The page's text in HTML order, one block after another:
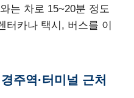
는 차로 15~20분 정도
터카나 택시, 버스를 이
주역·터미널 근처